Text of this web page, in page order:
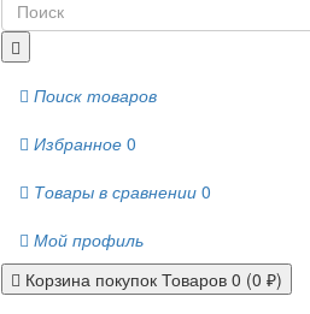
Поиск товаров
Избранное 0
Товары в сравнении 0
Мой профиль
Корзина покупок Товаров 0 (0 ₽)